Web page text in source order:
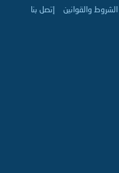
الشروط والقوانين إتصل بنا